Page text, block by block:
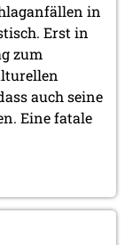
in
Erst in
zum
auch seine
Eine fatale